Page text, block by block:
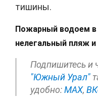
тишины.
Пожарный водоем в
нелегальный пляж
Подпишитесь и
"Южный Урал"
удобно:МАХ,